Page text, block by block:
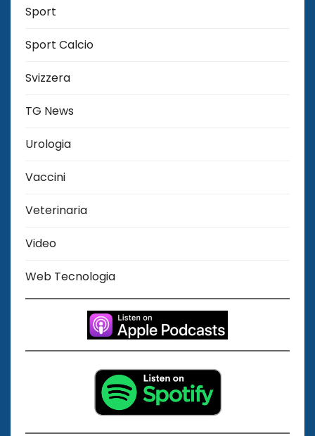
Sport
Sport Calcio
Svizzera
TG News
Urologia
Vaccini
Veterinaria
Video
Web Tecnologia